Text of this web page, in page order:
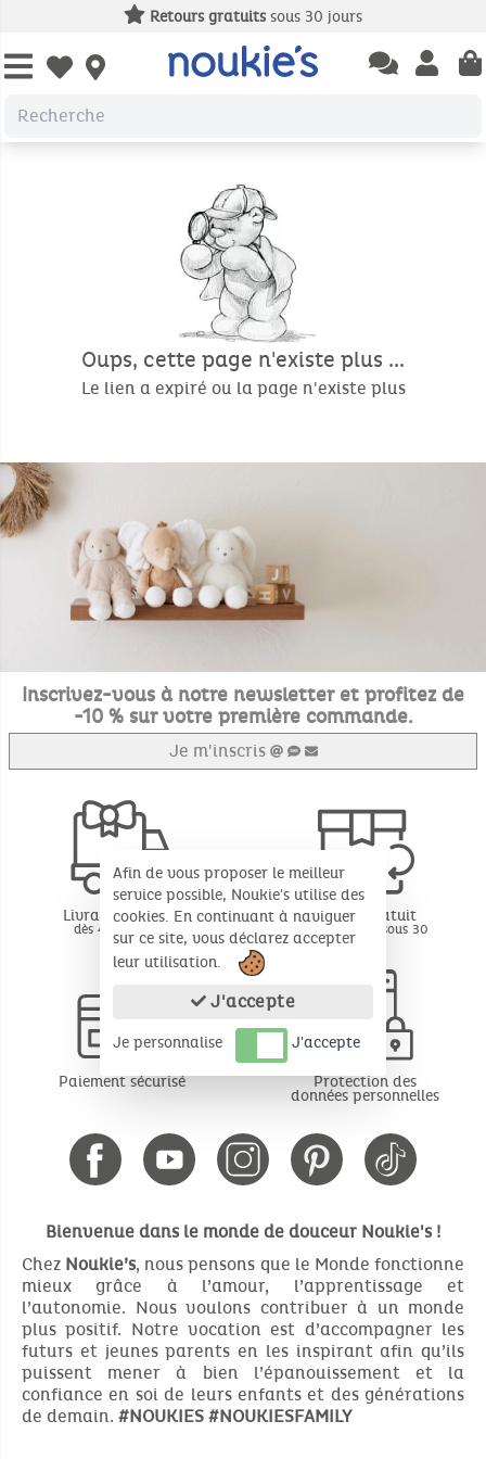
Retours gratuitssous 30 jours
Open wishlist Open
Open
Oups, cette page n'existe plus ...
Le lien a expiré ou la page n'existe plus
Inscrivez-vous à notre newsletter et profitez de
-10 % sur votre première commande.
Je m'inscris
Livraison offerte
dès 49€ d'achat
Retour gratuit
BE - FR - LU sous 30
jours*
Paiement sécurisé Protection des
données personnelles
Bienvenue dans le monde de douceur Noukie's !
Chez Noukie’s, nous pensons que le Monde fonctionne
mieux grâce à l’amour, l’apprentissage et
l’autonomie. Nous voulons contribuer à un monde
plus positif. Notre vocation est d’accompagner les
futurs et jeunes parents en les inspirant afin qu’ils
puissent mener à bien l’épanouissement et la
confiance en soi de leurs enfants et des générations
de demain. #NOUKIES #NOUKIESFAMILY
Afin de vous proposer le meilleur
service possible, Noukie's utilise des
cookies. En continuant à naviguer
sur ce site, vous déclarez accepter
leur utilisation.
J'accepte
Je personnalise J'accepte